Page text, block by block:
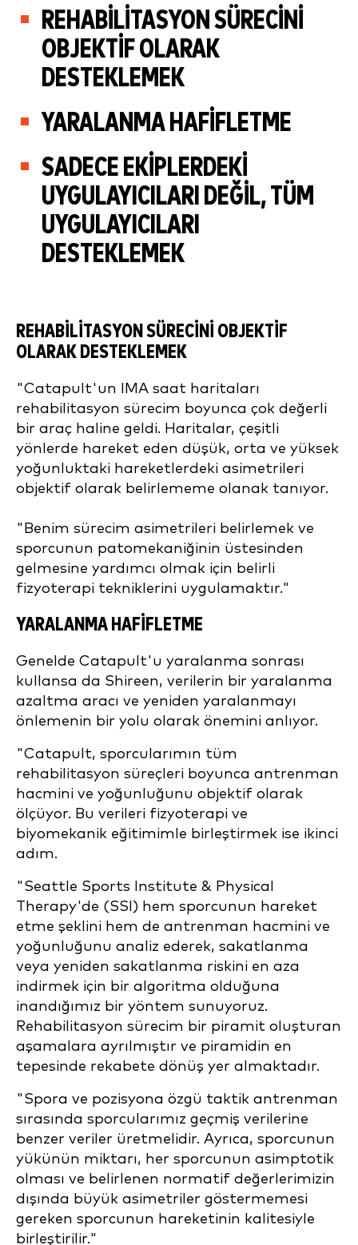
REHABILITASYON SÜRECINI
OBJEKTIF OLARAK
DESTEKLEMEK
YARALANMA HAFIFLETME
SADECE EKIPLERDEKI
UYGULAYICILARI DEĞIL, TÜM
UYGULAYICILARI
DESTEKLEMEK
REHABILITASYON SÜRECINI OBJEKTIF
OLARAK DESTEKLEMEK
"Catapult'un IMA saat haritaları
rehabilitasyon sürecim boyunca çok değerli
bir araç haline geldi. Haritalar, çeşitli
yönlerde hareket eden düşük, orta ve yüksek
yoğunluktaki hareketlerdeki asimetrileri
objektif olarak belirlememe olanak tanıyor.
"Benim sürecim asimetrileri belirlemek ve
sporcunun patomekaniğinin üstesinden
gelmesine yardımcı olmak için belirli
fizyoterapi tekniklerini uygulamaktır."
YARALANMA HAFIFLETME
Genelde Catapult'u yaralanma sonrası
kullansa da Shireen, verilerin bir yaralanma
azaltma aracı ve yeniden yaralanmayı
önlemenin bir yolu olarak önemini anlıyor.
"Catapult, sporcularımın tüm
rehabilitasyon süreçleri boyunca antrenman
hacmini ve yoğunluğunu objektif olarak
ölçüyor. Bu verileri fizyoterapi ve
biyomekanik eğitimimle birleştirmek ise ikinci
adım.
"Seattle Sports Institute & Physical
Therapy'de (SSI) hem sporcunun hareket
etme şeklini hem de antrenman hacmini ve
yoğunluğunu analiz ederek, sakatlanma
veya yeniden sakatlanma riskini en aza
indirmek için bir algoritma olduğuna
inandığımız bir yöntem sunuyoruz.
Rehabilitasyon sürecim bir piramit oluşturan
aşamalara ayrılmıştır ve piramidin en
tepesinde rekabete dönüş yer almaktadır.
"Spora ve pozisyona özgü taktik antrenman
sırasında sporcularımız geçmiş verilerine
benzer veriler üretmelidir. Ayrıca, sporcunun
yükünün miktarı, her sporcunun asimptotik
olması ve belirlenen normatif değerlerimizin
dışında büyük asimetriler göstermemesi
gereken sporcunun hareketinin kalitesiyle
birleştirilir."